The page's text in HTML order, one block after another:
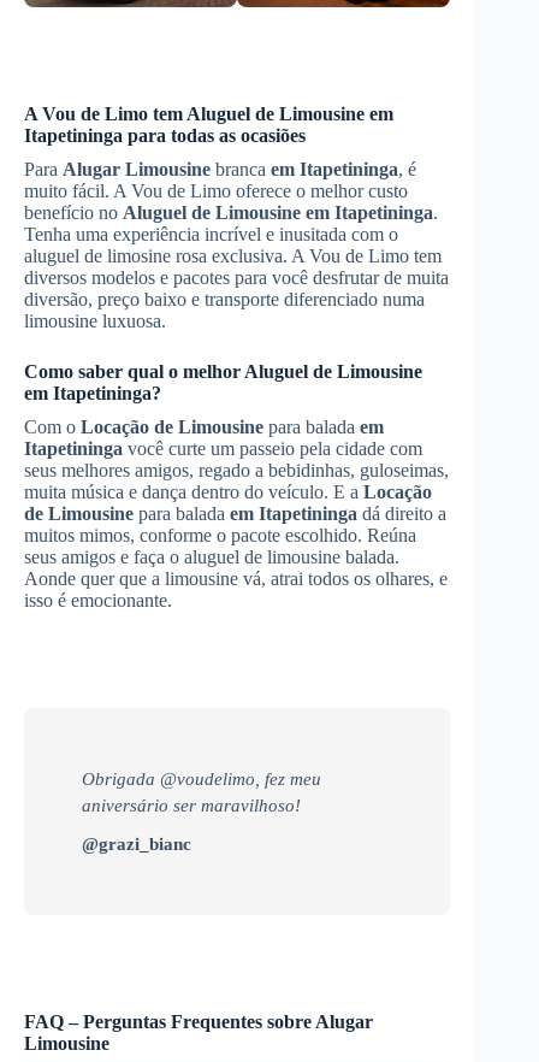
A Vou de Limo tem Aluguel de Limousine em
Itapetininga para todas as ocasiões
Para Alugar Limousine branca em Itapetininga, é
muito fácil. A Vou de Limo oferece o melhor custo
benefício no Aluguel de Limousine em Itapetininga.
Tenha uma experiência incrível e inusitada com o
aluguel de limosine rosa exclusiva. A Vou de Limo tem
diversos modelos e pacotes para você desfrutar de muita
diversão, preço baixo e transporte diferenciado numa
limousine luxuosa.
Como saber qual o melhor Aluguel de Limousine
em Itapetininga?
Com o Locação de Limousine para balada em
Itapetininga você curte um passeio pela cidade com
seus melhores amigos, regado a bebidinhas, guloseimas,
muita música e dança dentro do veículo. E a Locação
de Limousine para balada em Itapetininga dá direito a
muitos mimos, conforme o pacote escolhido. Reúna
seus amigos e faça o aluguel de limousine balada.
Aonde quer que a limousine vá, atrai todos os olhares, e
isso é emocionante.
Obrigada @voudelimo, fez meu
aniversário ser maravilhoso!
@grazi_bianc
FAQ – Perguntas Frequentes sobre Alugar
Limousine